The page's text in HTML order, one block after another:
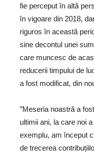
fie perceput în altă
în vigoare din 2018,
riguros în această
sine decontul unei
care muncesc de
reducerii timpului de
a fost modificat, din
”Meseria noastră a
ultimii ani, la care noi
exemplu, am început
de trecerea